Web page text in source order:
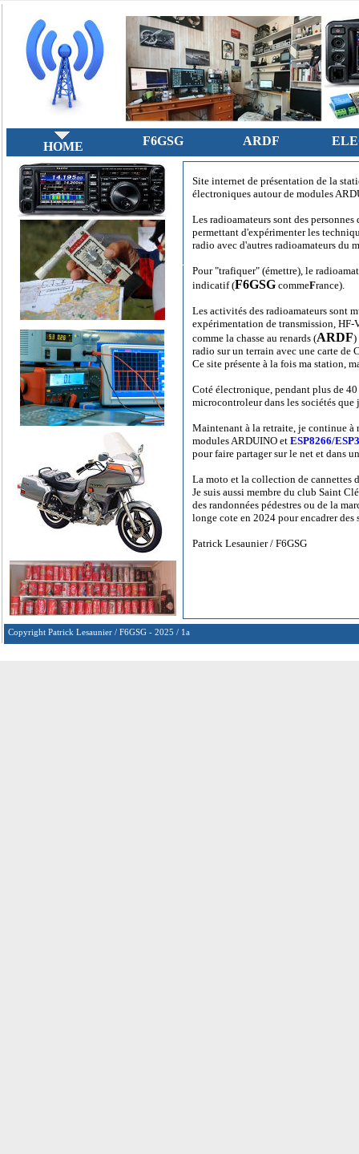
HOME F6GSG ARDF
Site internet de présentation de la
électroniques autour de modules
Les radioamateurs sont des
permettant d'expérimenter les
radio avec d'autres radioamateurs du
Pour "trafiquer" (émettre), le
indicatif (F6GSG commeFrance).
Les activités des radioamateurs sont
expérimentation de transmission,
comme la chasse au renards (ARDF)
radio sur un terrain avec une carte de
Ce site présente à la fois ma station,
Coté électronique, pendant plus de
microcontroleur dans les sociétés que
Maintenant à la retraite, je continue à
modules ARDUINO et ESP8266/
pour faire partager sur le net et dans
La moto et la collection de cannettes
Je suis aussi membre du club Saint
des randonnées pédestres ou de la
longe cote en 2024 pour encadrer des
Patrick Lesaunier / F6GSG
Copyright Patrick Lesaunier / F6GSG - 2025 / 1a